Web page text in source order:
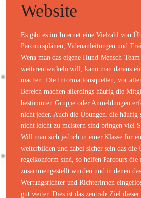
Website
Es gibt es im Internet eine Vielzahl von
Parcoursplänen, Videoanleitungen und
Wenn man das eigene Hund-Mensch-
weiterentwickeln will, kann man daraus
machen. Die Informationsquellen, vor
Bereich machen allerdings häufig die
bestimmten Gruppe oder Anmeldungen
nicht jeder. Auch die Übungen, die häufig
nicht leicht zu meistern sind bringen viel
Will man sich jedoch in einer Klasse für
weiterbilden und dabei sicher sein das die
regelkonform sind, so helfen Parcours die
zusammengestellt wurden und in denen
Wertungsrichter und Richterinnen
gut weiter. Dies ist das zentrale Ziel dieser